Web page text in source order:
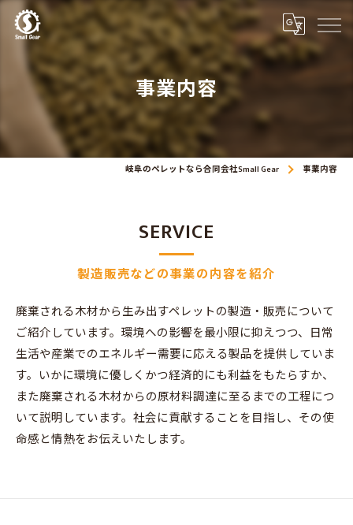
事業内容
岐阜のペレットなら合同会社Small Gear 事業内容
製造販売などの事業の内容を紹介
SERVICE
廃棄される木材から生み出すペレットの製造・販売について
ご紹介しています。環境への影響を最小限に抑えつつ、日常
生活や産業でのエネルギー需要に応える製品を提供していま
す。いかに環境に優しくかつ経済的にも利益をもたらすか、
また廃棄される木材からの原材料調達に至るまでの工程につ
いて説明しています。社会に貢献することを目指し、その使
命感と情熱をお伝えいたします。